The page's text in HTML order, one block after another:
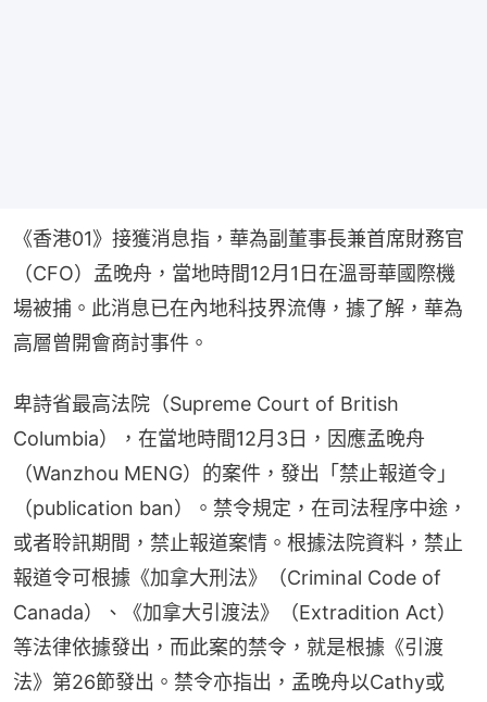
《香港01》接獲消息指，華為副董事長兼首席財務官
（CFO）孟晚舟，當地時間12月1日在溫哥華國際機
場被捕。此消息已在內地科技界流傳，據了解，華為
高層曾開會商討事件。
卑詩省最高法院（Supreme Court of British
Columbia），在當地時間12月3日，因應孟晚舟
（Wanzhou MENG）的案件，發出「禁止報道令」
（publication ban）。禁令規定，在司法程序中途，
或者聆訊期間，禁止報道案情。根據法院資料，禁止
報道令可根據《加拿大刑法》（Criminal Code of
Canada）、《加拿大引渡法》（Extradition Act）
等法律依據發出，而此案的禁令，就是根據《引渡
法》第26節發出。禁令亦指出，孟晚舟以Cathy或